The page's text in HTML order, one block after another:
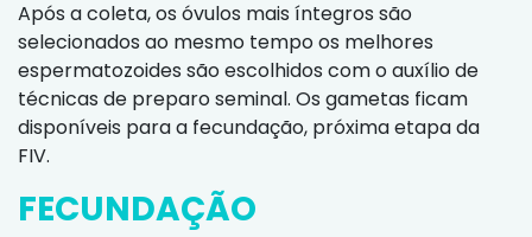
Após a coleta, os óvulos mais íntegros são
selecionados ao mesmo tempo os melhores
espermatozoides são escolhidos com o auxílio de
técnicas de preparo seminal. Os gametas ficam
disponíveis para a fecundação, próxima etapa da
FIV.
FECUNDAÇÃO